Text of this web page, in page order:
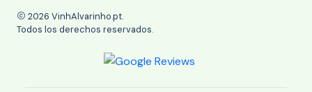
2026 VinhAlvarinho.pt.
Todos los derechos reservados.